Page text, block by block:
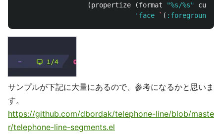
(propertize (format "%s/%s"
'face
` ( :foreground
サンプルが下記に大量にあるので、参考になるかと思いま
す。
https://github.com/dbordak/telephone-line/blob/maste
r/telephone-line-segments.el